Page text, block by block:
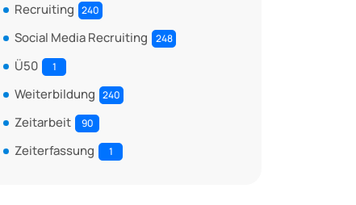
Recruiting 240
Social Media Recruiting 248
Ü50 1
Weiterbildung 240
Zeitarbeit 90
Zeiterfassung 1